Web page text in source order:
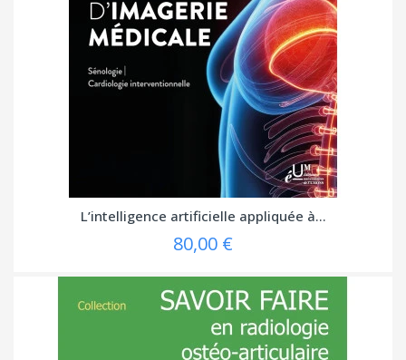
L’intelligence artificielle appliquée à...
80,00 €